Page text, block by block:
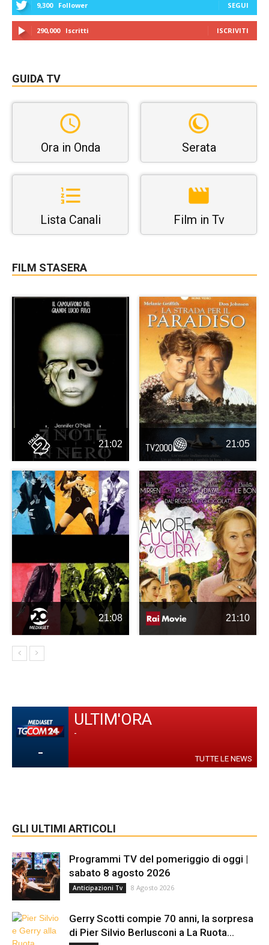
9,300 Follower SEGUI
290,000 Iscritti ISCRIVITI
GUIDA TV
Ora in Onda Serata
Lista Canali Film in Tv
FILM STASERA
21:02 21:05
21:08 21:10
-
ULTIM'ORA
-
TUTTE LE NEWS
GLI ULTIMI ARTICOLI
Programmi TV del pomeriggio di oggi |
sabato 8 agosto 2026
Anticipazioni Tv 8 Agosto 2026
Gerry Scotti compie 70 anni, la sorpresa
di Pier Silvio Berlusconi a La Ruota...